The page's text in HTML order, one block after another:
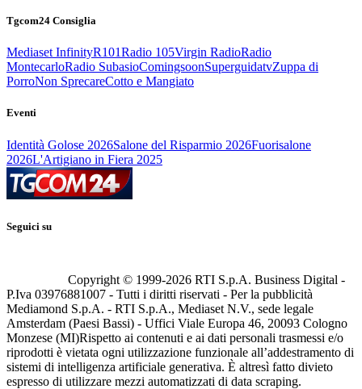
Tgcom24 Consiglia
Mediaset InfinityR101Radio 105Virgin RadioRadio
MontecarloRadio SubasioComingsoonSuperguidatvZuppa di
PorroNon SprecareCotto e Mangiato
Eventi
Identità Golose 2026Salone del Risparmio 2026Fuorisalone
2026L'Artigiano in Fiera 2025
Seguici su
Copyright © 1999-2026 RTI S.p.A. Business Digital -
P.Iva 03976881007 - Tutti i diritti riservati - Per la pubblicità
Mediamond S.p.A. - RTI S.p.A., Mediaset N.V., sede legale
Amsterdam (Paesi Bassi) - Uffici Viale Europa 46, 20093 Cologno
Monzese (MI)Rispetto ai contenuti e ai dati personali trasmessi e/o
riprodotti è vietata ogni utilizzazione funzionale all’addestramento di
sistemi di intelligenza artificiale generativa. È altresì fatto divieto
espresso di utilizzare mezzi automatizzati di data scraping.